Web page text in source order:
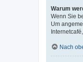
Warum
Wenn Sie
Um
Nach